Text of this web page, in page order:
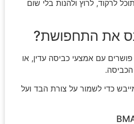
לרקוד, לרוץ ולהנות בלי שום
את התחפושת?
עם אמצעי כביסה עדין, או
הכביסה.
כדי לשמור על צורת הבד ועל